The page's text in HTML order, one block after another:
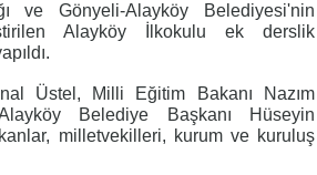
ve Gönyeli-Alayköy Belediyesi'nin
Alayköy İlkokulu ek derslik
Üstel, Milli Eğitim Bakanı Nazım
Belediye Başkanı Hüseyin
milletvekilleri, kurum ve kuruluş